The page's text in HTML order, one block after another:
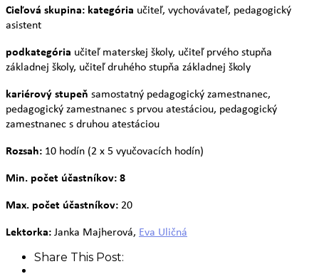
Cieľová skupina: kategória učiteľ, vychovávateľ, pedagogický
asistent
podkategória učiteľ materskej školy, učiteľ prvého stupňa
základnej školy, učiteľ druhého stupňa základnej školy
kariérový stupeň samostatný pedagogický zamestnanec,
pedagogický zamestnanec s prvou atestáciou, pedagogický
zamestnanec s druhou atestáciou
Rozsah: 10 hodín (2 x 5 vyučovacích hodín)
Min. počet účastníkov: 8
Max. počet účastníkov: 20
Lektorka:Janka Majherová, Eva Uličná
Share This Post: